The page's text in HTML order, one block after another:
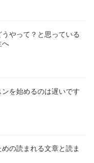
やって？と思っている
へ
を始めるのは遅いです
の読まれる文章と読ま